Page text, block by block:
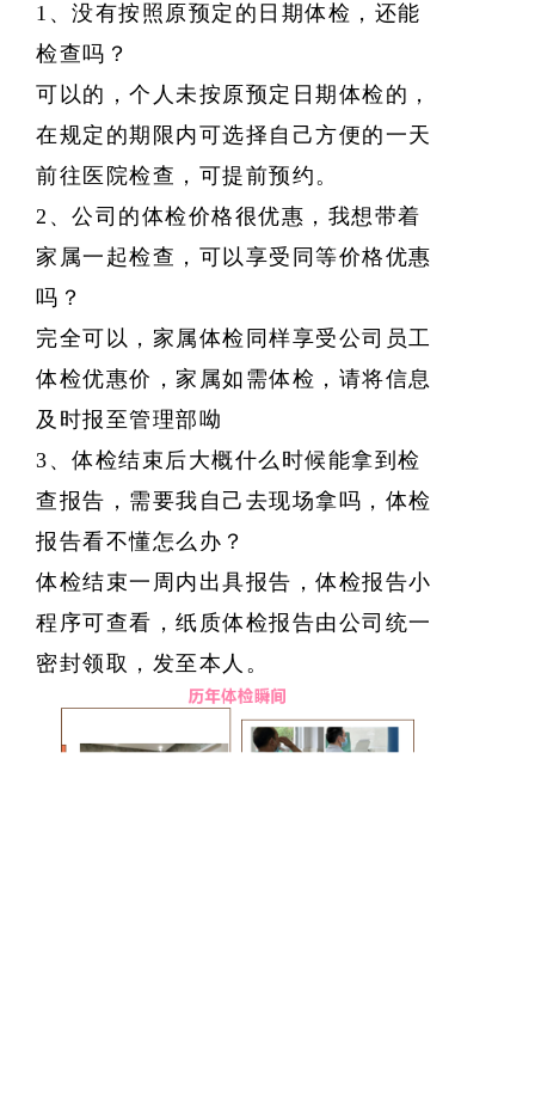
1、 没有按照原预定的日期体检，还能
检查吗 ？
可以的，个人未按原预定日期体检的，
在规定的期限内可选择自己方便的一天
前往医院检查，可提前预约。
2、 公司的体检价格很优惠，我想带着
家属一起检查，可以享受同等价格优惠
吗？
完全可以，家属体检同样享受公司员工
体检优惠价，家属如需体检，请将信息
及时报至管理部呦
3、 体检结束后大概什么时候能拿到检
查报告，需要我自己去现场拿吗，体检
报告看不懂怎么办？
体检结束一周内出具报告，体检报告小
程序可查看，纸质体检报告由公司统一
密封领取，发至本人。